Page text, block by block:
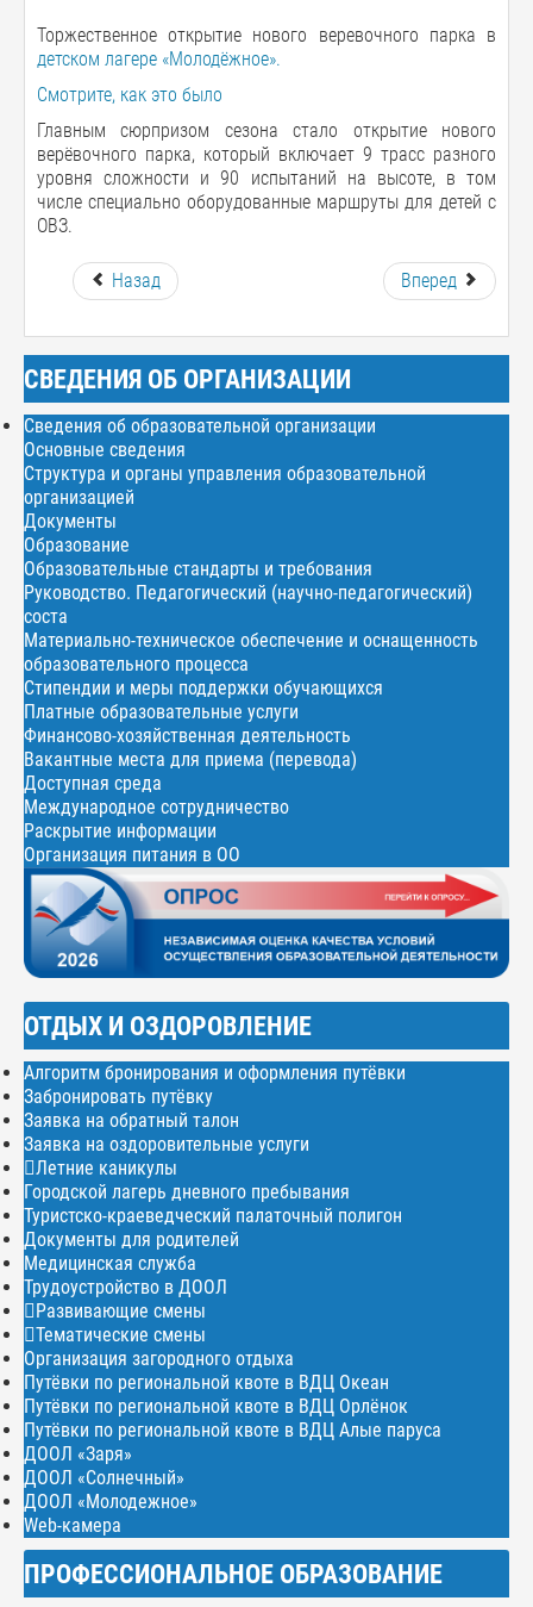
Торжественное открытие нового веревочного парка в
детском лагере «Молодёжное».
Смотрите, как это было
Главным сюрпризом сезона стало открытие нового
верёвочного парка, который включает 9 трасс разного
уровня сложности и 90 испытаний на высоте, в том
числе специально оборудованные маршруты для детей с
ОВЗ.
Назад Вперед
СВЕДЕНИЯ ОБ ОРГАНИЗАЦИИ
Сведения об образовательной организации
Основные сведения
Структура и органы управления образовательной
организацией
Документы
Образование
Образовательные стандарты и требования
Руководство. Педагогический (научно-педагогический)
соста
Материально-техническое обеспечение и оснащенность
образовательного процесса
Стипендии и меры поддержки обучающихся
Платные образовательные услуги
Финансово-хозяйственная деятельность
Вакантные места для приема (перевода)
Доступная среда
Международное сотрудничество
Раскрытие информации
Организация питания в ОО
ОТДЫХ И ОЗДОРОВЛЕНИЕ
Алгоритм бронирования и оформления путёвки
Забронировать путёвку
Заявка на обратный талон
Заявка на оздоровительные услуги
Летние каникулы
Городской лагерь дневного пребывания
Туристско-краеведческий палаточный полигон
Документы для родителей
Медицинская служба
Трудоустройство в ДООЛ
Развивающие смены
Тематические смены
Организация загородного отдыха
Путёвки по региональной квоте в ВДЦ Океан
Путёвки по региональной квоте в ВДЦ Орлёнок
Путёвки по региональной квоте в ВДЦ Алые паруса
ДООЛ «Заря»
ДООЛ «Солнечный»
ДООЛ «Молодежное»
Web-камера
ПРОФЕССИОНАЛЬНОЕ ОБРАЗОВАНИЕ